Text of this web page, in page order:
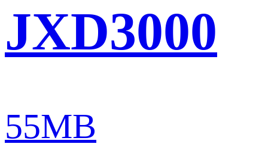
JXD3000
55MB